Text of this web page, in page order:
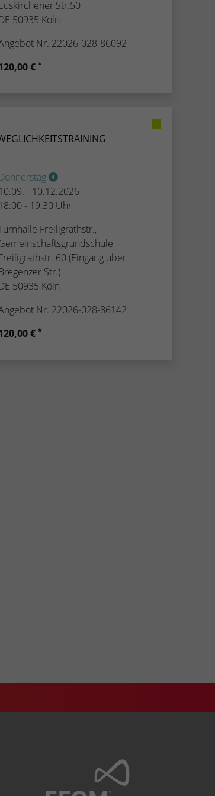
Str.50
50935 Köln
Nr. 22026-028-86092
€ *
10.09. - 10.12.2026
18:00 - 19:30 Uhr
Freiligrathstr.,
60 (Eingang über
Str.)
50935 Köln
Nr. 22026-028-86142
€ *